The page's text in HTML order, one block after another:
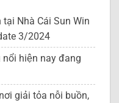
Nhà Cái Sun Win
3/2024
nổi hiện nay đang
giải tỏa nỗi buồn,